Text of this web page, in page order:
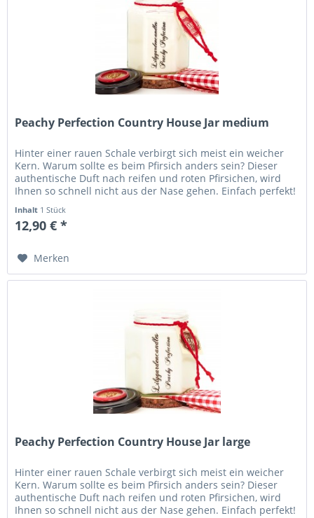
Peachy Perfection Country House Jar medium
Hinter einer rauen Schale verbirgt sich meist ein weicher
Kern. Warum sollte es beim Pfirsich anders sein? Dieser
authentische Duft nach reifen und roten Pfirsichen, wird
Ihnen so schnell nicht aus der Nase gehen. Einfach perfekt!
Inhalt 1 Stück
12,90 € *
Merken
Peachy Perfection Country House Jar large
Hinter einer rauen Schale verbirgt sich meist ein weicher
Kern. Warum sollte es beim Pfirsich anders sein? Dieser
authentische Duft nach reifen und roten Pfirsichen, wird
Ihnen so schnell nicht aus der Nase gehen. Einfach perfekt!